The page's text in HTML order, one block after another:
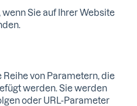
Sie auf Ihrer Website
von Parametern, die
werden. Sie werden
oder URL-Parameter